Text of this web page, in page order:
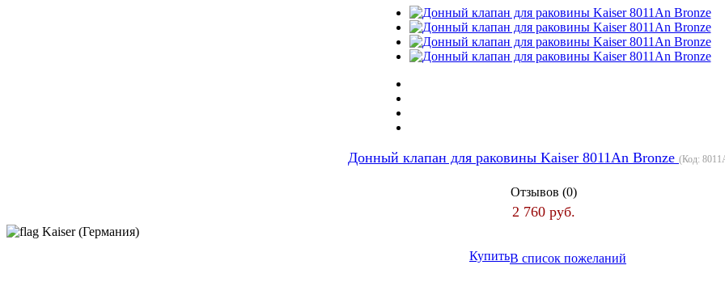
Донный клапан для раковины Kaiser 8011An Bronze (Код:
Отзывов (0)
2 760 руб.
Kaiser (Германия)
КупитьВ список пожеланий